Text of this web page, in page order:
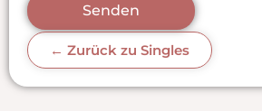
Senden
← Zurück zu Singles